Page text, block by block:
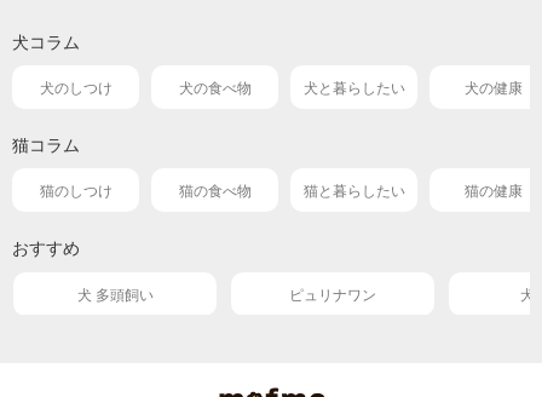
犬コラム
犬のしつけ 犬の食べ物 犬と暮らしたい 犬の健康
猫コラム
猫のしつけ 猫の食べ物 猫と暮らしたい 猫の健康
おすすめ
犬 多頭飼い ピュリナワン 犬